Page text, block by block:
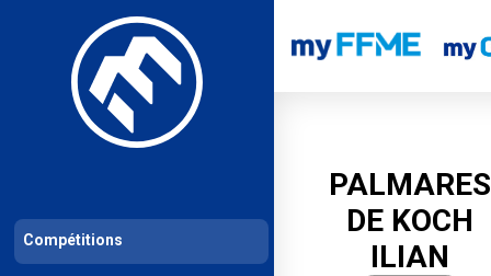
Les compétitions Calendrier de compétitions Classements
PALMARES
DE KOCH
ILIAN
Compétitions